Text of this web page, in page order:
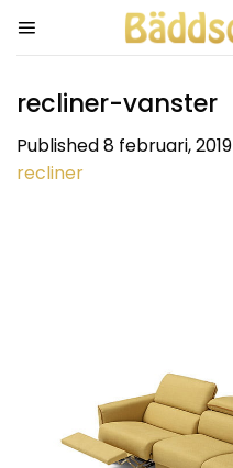
recliner-vanster
Published8 februari, 2019
recliner